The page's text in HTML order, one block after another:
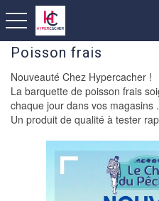
toggle navigation
Poisson frais
Nouveauté Chez Hypercacher !
La barquette de poisson frais
chaque jour dans vos magasins .
Un produit de qualité à tester